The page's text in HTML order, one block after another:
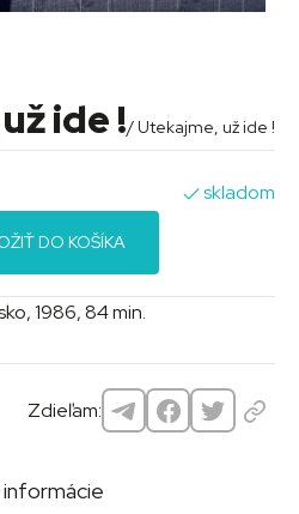
ide !/ Utekajme, už ide !
skladom
DO KOŠÍKA
1986, 84 min.
Zdieľam:
informácie